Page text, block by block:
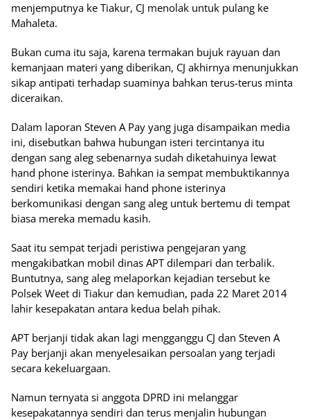
menjemputnya ke Tiakur, CJ menolak untuk pulang ke
Mahaleta.
Bukan cuma itu saja, karena termakan bujuk rayuan dan
kemanjaan materi yang diberikan, CJ akhirnya menunjukkan
sikap antipati terhadap suaminya bahkan terus-terus minta
diceraikan.
Dalam laporan Steven A Pay yang juga disampaikan media
ini, disebutkan bahwa hubungan isteri tercintanya itu
dengan sang aleg sebenarnya sudah diketahuinya lewat
hand phone isterinya. Bahkan ia sempat membuktikannya
sendiri ketika memakai hand phone isterinya
berkomunikasi dengan sang aleg untuk bertemu di tempat
biasa mereka memadu kasih.
Saat itu sempat terjadi peristiwa pengejaran yang
mengakibatkan mobil dinas APT dilempari dan terbalik.
Buntutnya, sang aleg melaporkan kejadian tersebut ke
Polsek Weet di Tiakur dan kemudian, pada 22 Maret 2014
lahir kesepakatan antara kedua belah pihak.
APT berjanji tidak akan lagi mengganggu CJ dan Steven A
Pay berjanji akan menyelesaikan persoalan yang terjadi
secara kekeluargaan.
Namun ternyata si anggota DPRD ini melanggar
kesepakatannya sendiri dan terus menjalin hubungan